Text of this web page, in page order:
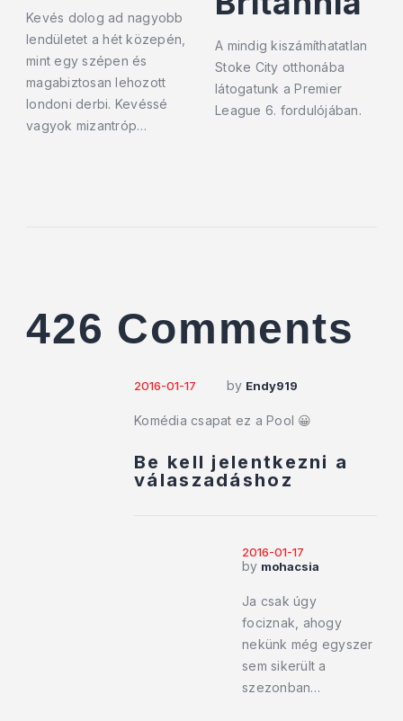
Kevés dolog ad nagyobb
lendületet a hét közepén,
mint egy szépen és
magabiztosan lehozott
londoni derbi. Kevéssé
vagyok mizantróp…
A mindig kiszámíthatatlan
Stoke City otthonába
látogatunk a Premier
League 6. fordulójában.
426 Comments
2016-01-17 by Endy919
Komédia csapat ez a Pool 😀
Be kell jelentkezni a
válaszadáshoz
2016-01-17
by mohacsia
Ja csak úgy
fociznak, ahogy
nekünk még egyszer
sem sikerült a
szezonban…